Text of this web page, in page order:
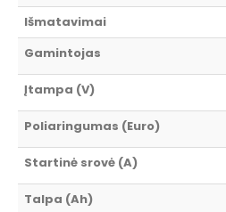
Išmatavimai
Gamintojas
Įtampa (V)
Poliaringumas (Euro)
Startinė srovė (A)
Talpa (Ah)